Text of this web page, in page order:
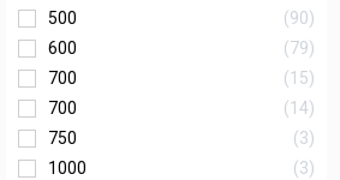
500
90
600
79
700
15
700
14
750
3
1000
3